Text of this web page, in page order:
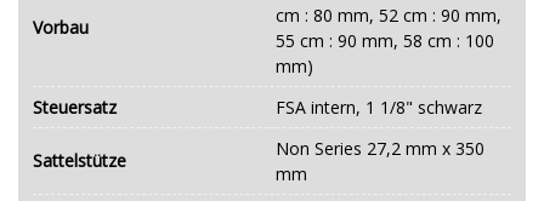
Vorbau
cm : 80 mm, 52 cm : 90 mm,
55 cm : 90 mm, 58 cm : 100
mm)
Steuersatz
FSA intern, 1 1/8" schwarz
Sattelstütze
Non Series 27,2 mm x 350
mm